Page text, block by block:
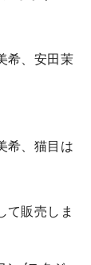
希、安田茉
希、猫目は
て販売しま